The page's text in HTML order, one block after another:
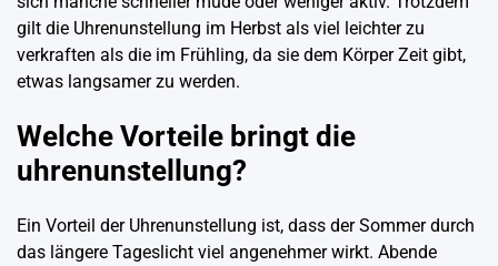
gilt die Uhrenunstellung im Herbst als viel leichter zu
verkraften als die im Frühling, da sie dem Körper Zeit gibt,
etwas langsamer zu werden.
Welche Vorteile bringt die
uhrenunstellung?
Ein Vorteil der Uhrenunstellung ist, dass der Sommer durch
das längere Tageslicht viel angenehmer wirkt. Abende